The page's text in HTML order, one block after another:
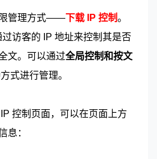
限管理方式——下载 IP 控制。
访客的 IP 地址来控制其是否
文。可以通过全局控制和按文
式进行管理。
控制页面，可以在页面上方
息：